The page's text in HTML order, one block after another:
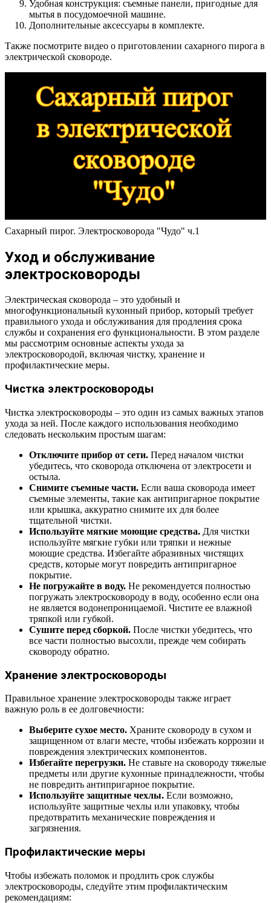
Удобная конструкция: съемные панели, пригодные для
мытья в посудомоечной машине.
Дополнительные аксессуары в комплекте.
Также посмотрите видео о приготовлении сахарного пирога в
электрической сковороде.
Сахарный пирог. Электросковорода "Чудо" ч.1
Уход и обслуживание
электросковороды
Электрическая сковорода – это удобный и
многофункциональный кухонный прибор, который требует
правильного ухода и обслуживания для продления срока
службы и сохранения его функциональности. В этом разделе
мы рассмотрим основные аспекты ухода за
электросковородой, включая чистку, хранение и
профилактические меры.
Чистка электросковороды
Чистка электросковороды – это один из самых важных этапов
ухода за ней. После каждого использования необходимо
следовать нескольким простым шагам:
Отключите прибор от сети. Перед началом чистки
убедитесь, что сковорода отключена от электросети и
остыла.
Снимите съемные части. Если ваша сковорода имеет
съемные элементы, такие как антипригарное покрытие
или крышка, аккуратно снимите их для более
тщательной чистки.
Используйте мягкие моющие средства. Для чистки
используйте мягкие губки или тряпки и нежные
моющие средства. Избегайте абразивных чистящих
средств, которые могут повредить антипригарное
покрытие.
Не погружайте в воду. Не рекомендуется полностью
погружать электросковороду в воду, особенно если она
не является водонепроницаемой. Чистите ее влажной
тряпкой или губкой.
Сушите перед сборкой. После чистки убедитесь, что
все части полностью высохли, прежде чем собирать
сковороду обратно.
Хранение электросковороды
Правильное хранение электросковороды также играет
важную роль в ее долговечности:
Выберите сухое место. Храните сковороду в сухом и
защищенном от влаги месте, чтобы избежать коррозии и
повреждения электрических компонентов.
Избегайте перегрузки. Не ставьте на сковороду тяжелые
предметы или другие кухонные принадлежности, чтобы
не повредить антипригарное покрытие.
Используйте защитные чехлы. Если возможно,
используйте защитные чехлы или упаковку, чтобы
предотвратить механические повреждения и
загрязнения.
Профилактические меры
Чтобы избежать поломок и продлить срок службы
электросковороды, следуйте этим профилактическим
рекомендациям: